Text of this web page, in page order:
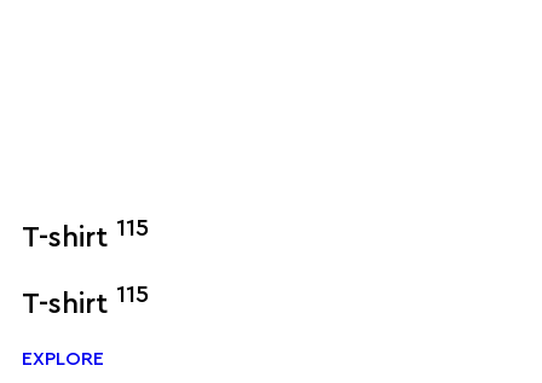
T-shirt 115
T-shirt 115
EXPLORE